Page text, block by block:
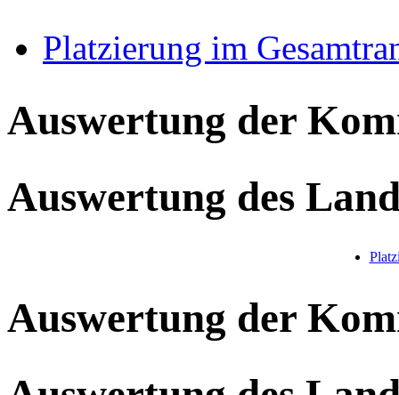
Platzierung im
Auswertung der
Auswertung des
Auswertung der